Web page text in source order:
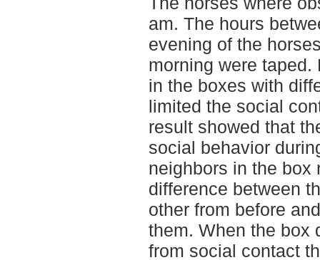
am. The hours
evening of the
morning were taped.
in the boxes with
limited the social
result showed that
social behavior
neighbors in the box
difference between
other from before
them. When the box
from social contact